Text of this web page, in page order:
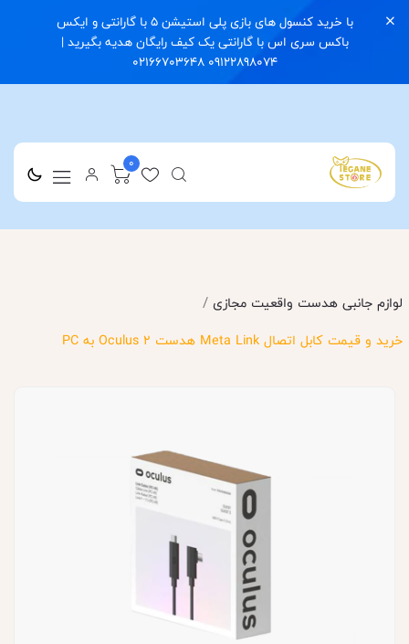
با خرید کنسول های بازی پلی استیشن 5 با گارانتی و ایکس
باکس سری اس با گارانتی یک کیف رایگان هدیه بگیرید |
09122898074 02166703648
0
لوازم جانبی هدست واقعیت مجازی /
خرید و قیمت کابل اتصال Meta Link هدست Oculus 2 به PC